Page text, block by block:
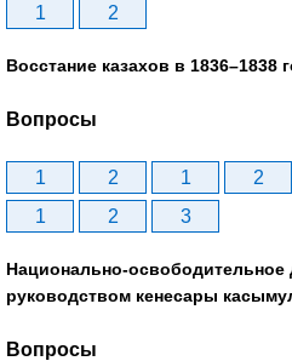
1
2
Восстание казахов в 1836–1838
Вопросы
1 2 1 2
1
2 3
Национально-освободительное
руководством кенесары
Вопросы